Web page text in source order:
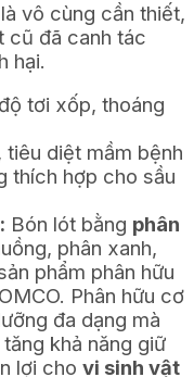
là vô cùng cần thiết,
cũ đã canh tác
hại.
tơi xốp, thoáng
diệt mầm bệnh
thích hợp cho sầu
Bón lót bằng phân
phân xanh,
phẩm phân hữu
Phân hữu cơ
đa dạng mà
khả năng giữ
lợi cho vi sinh vật